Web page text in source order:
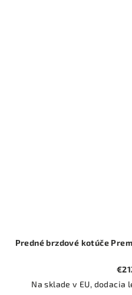
Predné brzdové kotúče
Na sklade v EU,